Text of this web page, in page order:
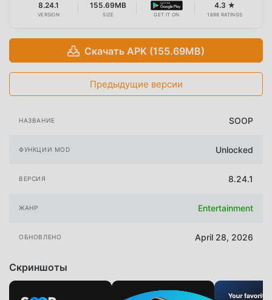
8.24.1
VERSION
155.69MB
SIZE GET IT ON
4.3 ★
1698 RATINGS
Скачать APK (155.69MB)
Предыдущие версии
НАЗВАНИЕ SOOP
ФУНКЦИИ MOD Unlocked
ВЕРСИЯ 8.24.1
ЖАНР Entertainment
ОБНОВЛЕНО April 28, 2026
Скриншоты